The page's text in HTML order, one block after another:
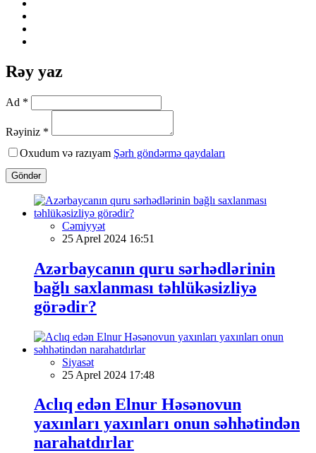
Rəy yaz
Ad *
Rəyiniz *
Oxudum və razıyam Şərh göndərmə qaydaları
Göndər
Cəmiyyət
25 Aprel 2024 16:51
Azərbaycanın quru sərhədlərinin
bağlı saxlanması təhlükəsizliyə
görədir?
Siyasət
25 Aprel 2024 17:48
Aclıq edən Elnur Həsənovun
yaxınları yaxınları onun səhhətindən
narahatdırlar